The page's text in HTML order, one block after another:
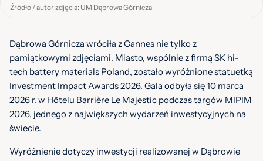
Źródło / autor zdjęcia: UM Dąbrowa Górnicza
Dąbrowa Górnicza wróciła z Cannes nie tylko z
pamiątkowymi zdjęciami. Miasto, wspólnie z firmą SK hi-
tech battery materials Poland, zostało wyróżnione statuetką
Investment Impact Awards 2026. Gala odbyła się 10 marca
2026 r. w Hôtelu Barrière Le Majestic podczas targów MIPIM
2026, jednego z największych wydarzeń inwestycyjnych na
świecie.
Wyróżnienie dotyczy inwestycji realizowanej w Dąbrowie